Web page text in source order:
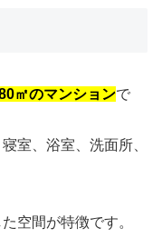
㎡のマンションで
室、浴室、洗面所、
空間が特徴です。